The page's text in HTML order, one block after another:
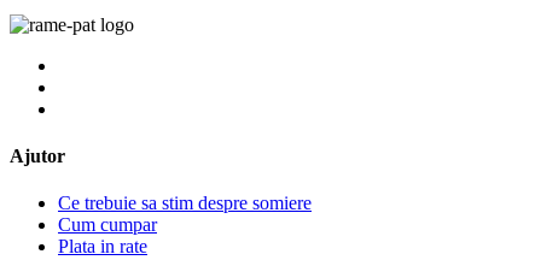
Ajutor
Ce trebuie sa stim despre somiere
Cum cumpar
Plata in rate